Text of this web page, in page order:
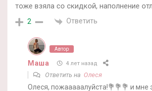
тоже взяла со скидкой, наполнение
2 Ответить
Автор
Маша 4 лет назад
Ответить на Олеся
Олеся, пожааааалуйста!💐💐💐 и мне